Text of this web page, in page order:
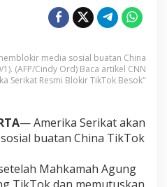
media sosial buatan China
(AFP/Cindy Ord) Baca artikel CNN
Serikat Resmi Blokir TikTok Besok"
— Amerika Serikat akan
buatan China TikTok
Mahkamah Agung